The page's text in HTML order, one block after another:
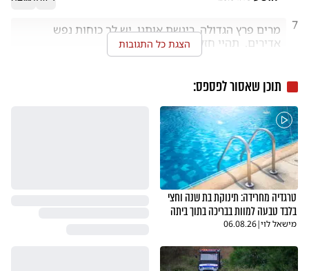
7
שייע 20.04.18
6
(נשלח באמצעות כיכר השבת בסלולרי)
אור 21.04.18
הצגת כל התגובות
תוכן שאסור לפספס:
טרגדיה מחרידה: תינוקת בת שנה וחצי
בלבד טבעה למוות בבריכה בתוך ביתה
מישאל לוי|
06.08.26